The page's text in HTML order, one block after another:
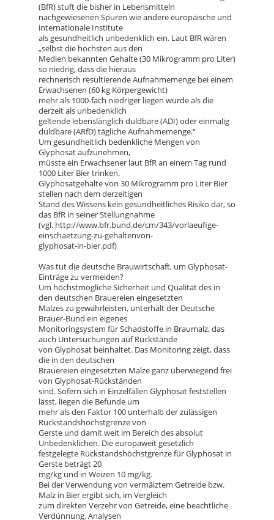
(BfR) stuft die bisher in Lebensmitteln
nachgewiesenen Spuren wie andere europäische und
internationale Institute
als gesundheitlich unbedenklich ein. Laut BfR wären
„selbst die höchsten aus den
Medien bekannten Gehalte (30 Mikrogramm pro Liter)
so niedrig, dass die hieraus
rechnerisch resultierende Aufnahmemenge bei einem
Erwachsenen (60 kg Körpergewicht)
mehr als 1000-fach niedriger liegen würde als die
derzeit als unbedenklich
geltende lebenslänglich duldbare (ADI) oder einmalig
duldbare (ARfD) tägliche Aufnahmemenge.“
Um gesundheitlich bedenkliche Mengen von
Glyphosat aufzunehmen,
müsste ein Erwachsener laut BfR an einem Tag rund
1000 Liter Bier trinken.
Glyphosatgehalte von 30 Mikrogramm pro Liter Bier
stellen nach dem derzeitigen
Stand des Wissens kein gesundheitliches Risiko dar, so
das BfR in seiner Stellungnahme
(vgl. http://www.bfr.bund.de/cm/343/vorlaeufige-
einschaetzung-zu-gehaltenvon-
glyphosat-in-bier.pdf)
Was tut die deutsche Brauwirtschaft, um Glyphosat-
Einträge zu vermeiden?
Um höchstmögliche Sicherheit und Qualität des in
den deutschen Brauereien eingesetzten
Malzes zu gewährleisten, unterhält der Deutsche
Brauer-Bund ein eigenes
Monitoringsystem für Schadstoffe in Braumalz, das
auch Untersuchungen auf Rückstände
von Glyphosat beinhaltet. Das Monitoring zeigt, dass
die in den deutschen
Brauereien eingesetzten Malze ganz überwiegend frei
von Glyphosat-Rückständen
sind. Sofern sich in Einzelfällen Glyphosat feststellen
lässt, liegen die Befunde um
mehr als den Faktor 100 unterhalb der zulässigen
Rückstandshöchstgrenze von
Gerste und damit weit im Bereich des absolut
Unbedenklichen. Die europaweit gesetzlich
festgelegte Rückstandshöchstgrenze für Glyphosat in
Gerste beträgt 20
mg/kg und in Weizen 10 mg/kg.
Bei der Verwendung von vermälztem Getreide bzw.
Malz in Bier ergibt sich, im Vergleich
zum direkten Verzehr von Getreide, eine beachtliche
Verdünnung. Analysen